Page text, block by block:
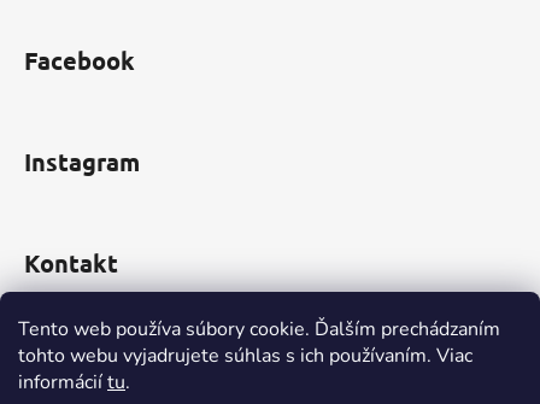
Tento web používa súbory cookie. Ďalším prechádzaním
tohto webu vyjadrujete súhlas s ich používaním. Viac
informáciítu.
Facebook
Instagram
Kontakt
obchod@incomp.sk
0910 999 552